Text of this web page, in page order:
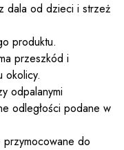
dala od dzieci i strzeż
produktu.
przeszkód i
okolicy.
odpalanymi
odległości podane w
przymocowane do